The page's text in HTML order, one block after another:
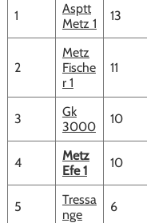
1
Asptt
Metz 1
13
2
Metz
Fische
r 1
11
3
Gk
3000
10
4
Metz
Efe 1
10
5
Tressa
nge
6